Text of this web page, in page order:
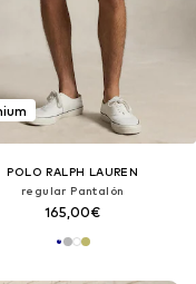
POLO RALPH LAUREN
regular Pantalón
165,00€